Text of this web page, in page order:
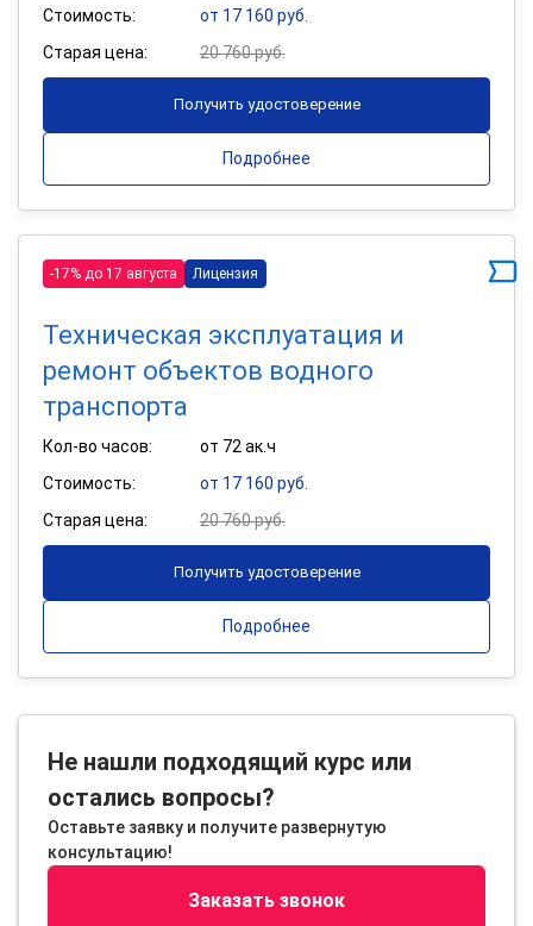
Стоимость:
от 17 160 руб.
Старая цена:
20 760 руб.
Получить удостоверение
Подробнее
-17% до 17 августа Лицензия
Техническая эксплуатация и
ремонт объектов водного
транспорта
Кол-во часов:
от 72 ак.ч
Стоимость:
от 17 160 руб.
Старая цена:
20 760 руб.
Получить удостоверение
Подробнее
Не нашли подходящий курс или
остались вопросы?
Оставьте заявку и получите развернутую
консультацию!
Заказать звонок